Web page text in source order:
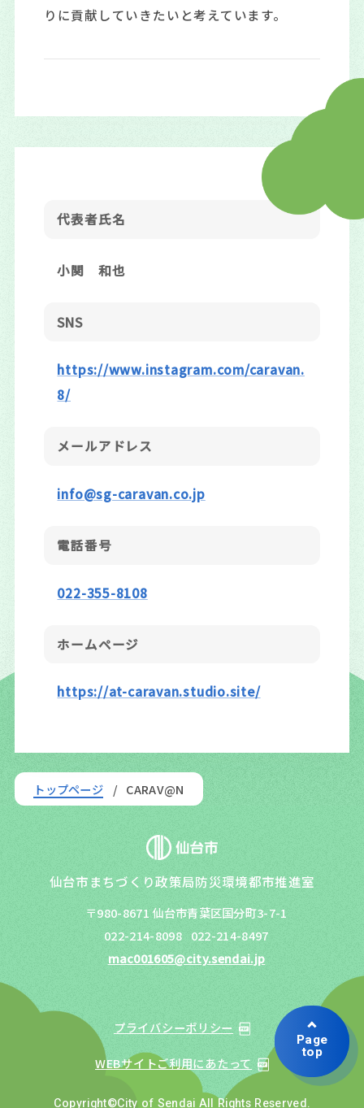
りに貢献していきたいと考えています。
代表者氏名
小関 和也
SNS
https://www.instagram.com/caravan.
8/
メールアドレス
info@sg-caravan.co.jp
電話番号
022-355-8108
ホームページ
https://at-caravan.studio.site/
トップページ CARAV@N
Page
top
仙台市まちづくり政策局防災環境都市推進室
〒980-8671 仙台市青葉区国分町3-7-1
022-214-8098 022-214-8497
mac001605@city.sendai.jp
プライバシーポリシー
WEBサイトご利用にあたって
Copyright©City of Sendai All Rights Reserved.